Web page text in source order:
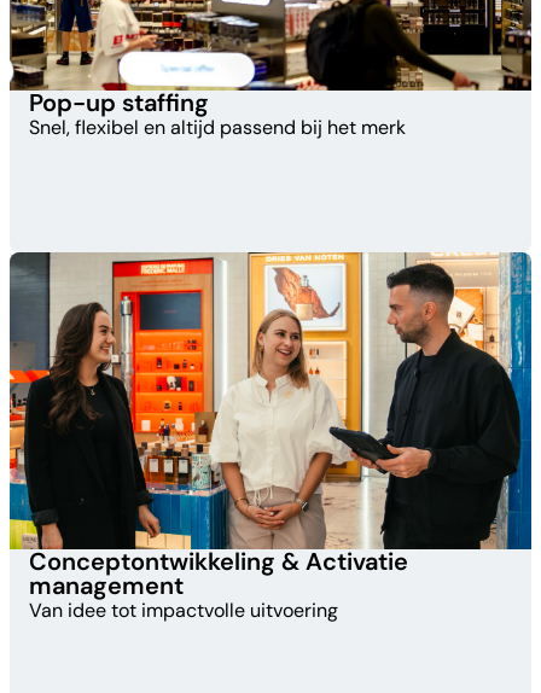
Pop-up staffing​
Snel, flexibel en altijd passend bij het merk​
Conceptontwikkeling & Activatie
management​
Van idee tot impactvolle uitvoering